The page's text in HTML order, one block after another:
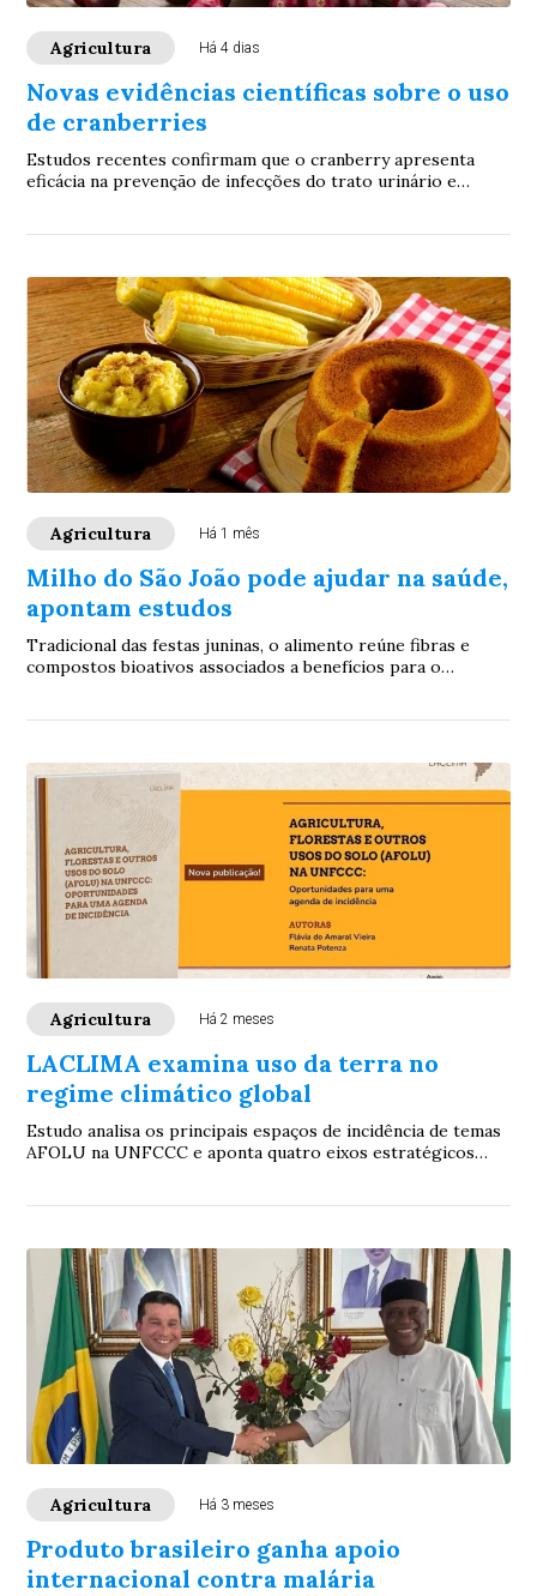
Agricultura Há 4 dias
Novas evidências científicas sobre o uso
de cranberries
Estudos recentes confirmam que o cranberry apresenta
eficácia na prevenção de infecções do trato urinário e
Agricultura Há 1 mês
Milho do São João pode ajudar na saúde,
apontam estudos
Tradicional das festas juninas, o alimento reúne fibras e
compostos bioativos associados a benefícios para o
Agricultura Há 2 meses
LACLIMA examina uso da terra no
regime climático global
Estudo analisa os principais espaços de incidência de temas
AFOLU na UNFCCC e aponta quatro eixos estratégicos
Agricultura Há 3 meses
Produto brasileiro ganha apoio
internacional contra malária